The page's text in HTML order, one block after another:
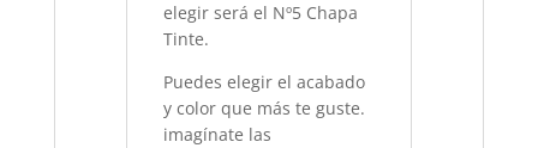
elegir será el Nº5 Chapa
Tinte.
Puedes elegir el acabado
y color que más te guste.
imagínate las